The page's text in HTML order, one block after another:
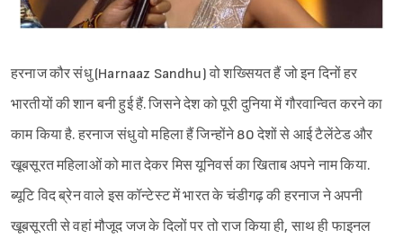
हरनाज कौर संधु (Harnaaz Sandhu) वो शख्सियत हैं जो इन दिनों हर
भारतीयों की शान बनी हुई हैं. जिसने देश को पूरी दुनिया में गौरवान्वित करने का
काम किया है. हरनाज संधु वो महिला हैं जिन्होंने 80 देशों से आई टैलेंटेड और
खूबसूरत महिलाओं को मात देकर मिस यूनिवर्स का खिताब अपने नाम किया.
ब्यूटि विद ब्रेन वाले इस कॉन्टेस्ट में भारत के चंडीगढ़ की हरनाज ने अपनी
खूबसूरती से वहां मौजूद जज के दिलों पर तो राज किया ही, साथ ही फाइनल